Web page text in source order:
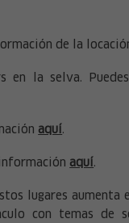
de la
la selva.
aquí .
aquí .
lugares
con temas de